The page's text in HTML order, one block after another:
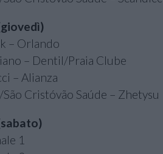
– Orlando
– Dentil/Praia Clube
– Alianza
Cristóvão Saúde – Zhetysu
1